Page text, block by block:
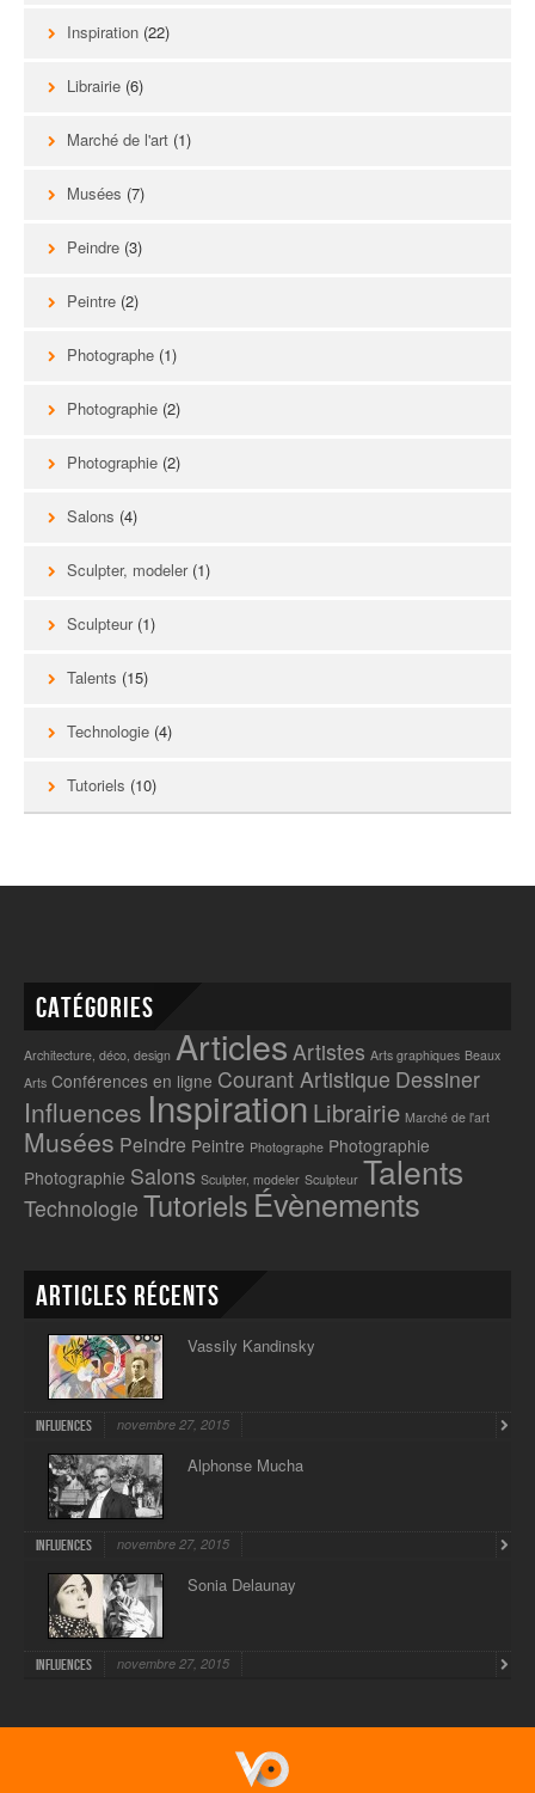
Inspiration (22)
Librairie (6)
Marché de l'art (1)
Musées (7)
Peindre (3)
Peintre (2)
Photographe (1)
Photographie (2)
Photographie (2)
Salons (4)
Sculpter, modeler(1)
Sculpteur(1)
Talents (15)
Technologie (4)
Tutoriels (10)
Catégories
Architecture, déco, design Articles Artistes Arts graphiques Beaux
Arts Conférences en ligne Courant Artistique Dessiner
Influences Inspiration Librairie Marché de l'art
Musées Peindre Peintre Photographe Photographie
Photographie Salons Sculpter, modeler Sculpteur Talents
Technologie Tutoriels Évènements
Articles récents
Vassily Kandinsky
Influences novembre 27, 2015
Alphonse Mucha
Influences novembre 27, 2015
Sonia Delaunay
Influences novembre 27, 2015